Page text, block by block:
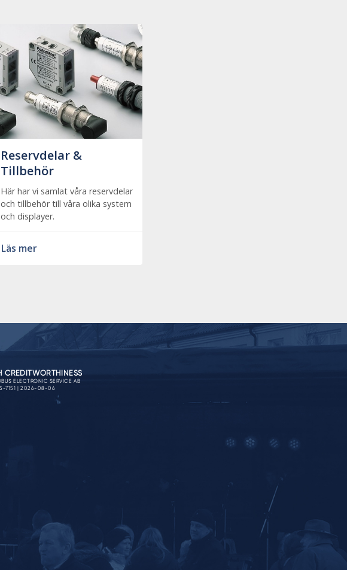
Reservdelar &
Tillbehör
Här har vi samlat våra reservdelar
och tillbehör till våra olika system
och displayer.
Läs mer